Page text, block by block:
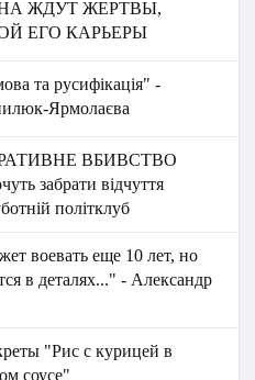
ЖДУТ ЖЕРТВЫ,
ЕГО КАРЬЕРЫ
та русифікація" -
Ярмолаєва
ВБИВСТВО
забрати відчуття
політклуб
воевать еще 10 лет, но
в деталях..." - Александр
"Рис с курицей в
соусе"